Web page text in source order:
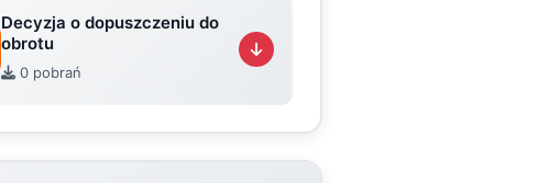
Decyzja o dopuszczeniu do
obrotu
0 pobrań